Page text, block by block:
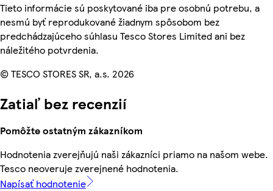
Tieto informácie sú poskytované iba pre osobnú potrebu, a
nesmú byť reprodukované žiadnym spôsobom bez
predchádzajúceho súhlasu Tesco Stores Limited ani bez
náležitého potvrdenia.
© TESCO STORES SR, a.s. 2026
Zatiaľ bez recenzií
Pomôžte ostatným zákazníkom
Hodnotenia zverejňujú naši zákazníci priamo na našom webe.
Tesco neoveruje zverejnené hodnotenia.
Napísať hodnotenie